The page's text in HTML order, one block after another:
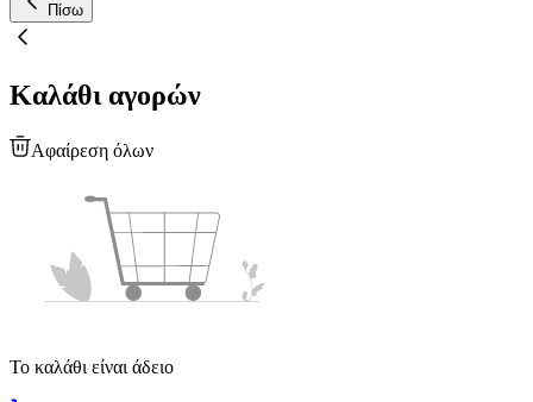
Πίσω
Καλάθι αγορών
Αφαίρεση όλων
Το καλάθι είναι άδειο